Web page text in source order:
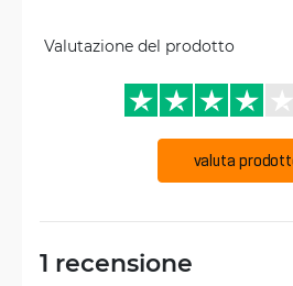
Valutazione del prodotto
valuta
1 recensione